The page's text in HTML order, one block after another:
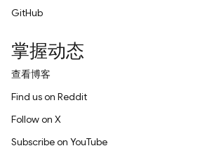
GitHub
掌握动态
查看博客
Find us on Reddit
Follow on X
Subscribe on YouTube